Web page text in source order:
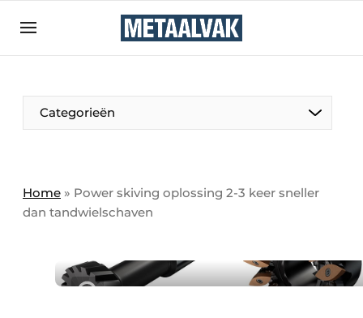
Bedrijven
Contact
Eigen content aanleveren
Evenement aanmelden
Meest gelezen
Categorieën
Home » Power skiving oplossing 2-3 keer sneller
dan tandwielschaven